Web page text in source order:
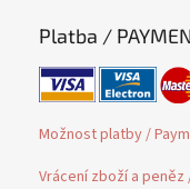
Platba /
Možnost platby /
Vrácení zboží a